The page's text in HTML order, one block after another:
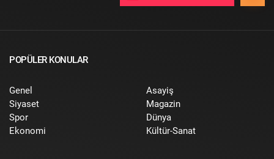
POPÜLER KONULAR
Genel
Siyaset
Spor
Ekonomi
Asayiş
Magazin
Dünya
Kültür-Sanat